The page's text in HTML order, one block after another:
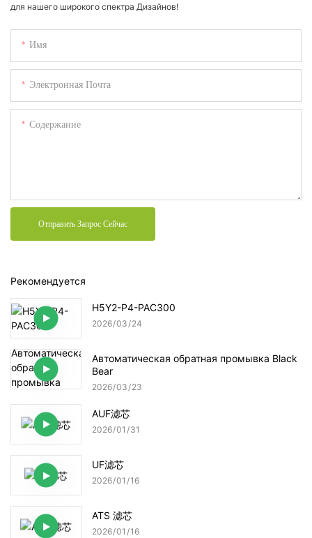
для нашего широкого спектра Дизайнов!
Имя
Электронная Почта
Содержание
Отправить Запрос Сейчас
Рекомендуется
H5Y2-P4-PAC300
2026 03 24
Автоматическая обратная промывка Black
Bear
2026 03 23
AUF滤芯
2026 01 31
UF滤芯
2026 01 16
ATS 滤芯
2026 01 16